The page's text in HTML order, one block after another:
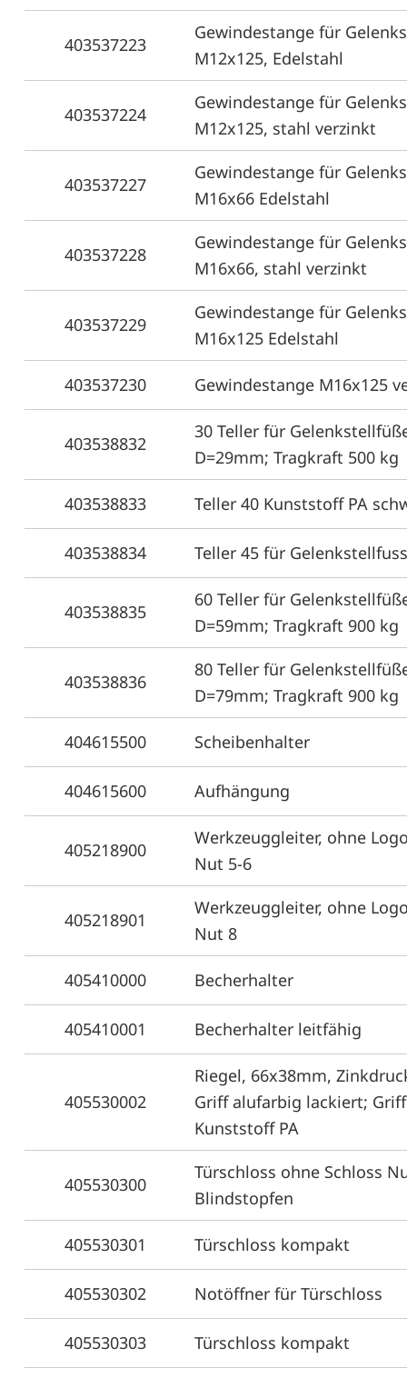
403537223
Gewindestange für
M12x125, Edelstahl
403537224
Gewindestange für
M12x125, stahl verzinkt
403537227
Gewindestange für
M16x66 Edelstahl
403537228
Gewindestange für
M16x66, stahl verzinkt
403537229
Gewindestange für
M16x125 Edelstahl
403537230 Gewindestange M16x125
403538832
30 Teller für
D=29mm; Tragkraft 500 kg
403538833 Teller 40 Kunststoff PA
403538834 Teller 45 für Gelenkstellfuss
403538835
60 Teller für
D=59mm; Tragkraft 900 kg
403538836
80 Teller für
D=79mm; Tragkraft 900 kg
404615500 Scheibenhalter
404615600 Aufhängung
405218900
Werkzeuggleiter, ohne
Nut 5-6
405218901
Werkzeuggleiter, ohne
Nut 8
405410000 Becherhalter
405410001 Becherhalter leitfähig
405530002
Riegel, 66x38mm,
Griff alufarbig lackiert; Griff
Kunststoff PA
405530300
Türschloss ohne Schloss
Blindstopfen
405530301 Türschloss kompakt
405530302 Notöffner für Türschloss
405530303 Türschloss kompakt